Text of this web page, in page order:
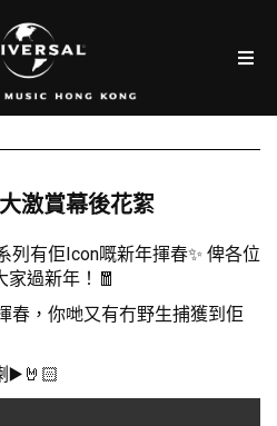
激賞幕後花絮
列有佢Icon嘅新年揮春✨ 俾各位
家過新年！🧧
春，你哋又有冇野生捕獲到佢
▶️🤘🏻